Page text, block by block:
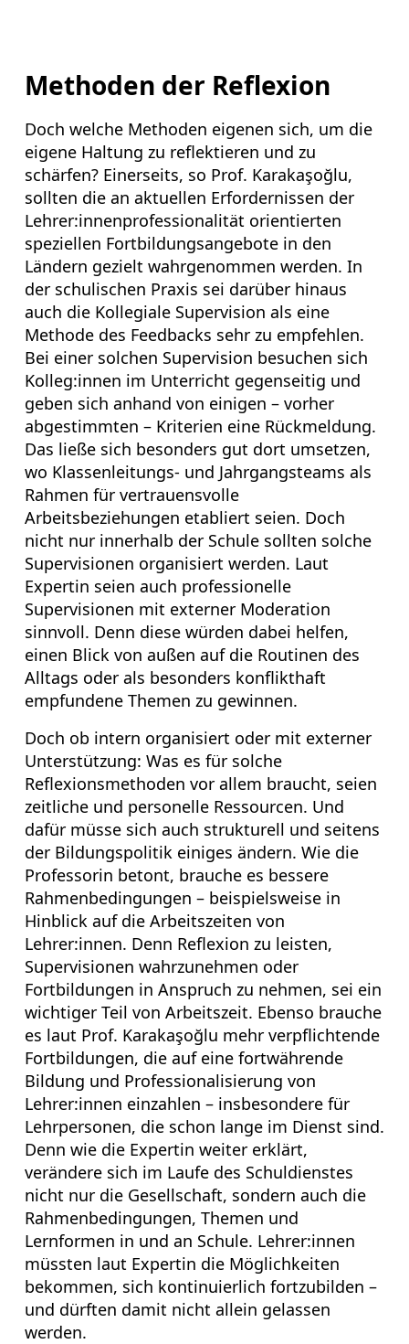
Methoden der Reflexion
Doch welche Methoden eigenen sich, um die
eigene Haltung zu reflektieren und zu
schärfen? Einerseits, so Prof. Karakaşoğlu,
sollten die an aktuellen Erfordernissen der
Lehrer:innenprofessionalität orientierten
speziellen Fortbildungsangebote in den
Ländern gezielt wahrgenommen werden. In
der schulischen Praxis sei darüber hinaus
auch die Kollegiale Supervision als eine
Methode des Feedbacks sehr zu empfehlen.
Bei einer solchen Supervision besuchen sich
Kolleg:innen im Unterricht gegenseitig und
geben sich anhand von einigen – vorher
abgestimmten – Kriterien eine Rückmeldung.
Das ließe sich besonders gut dort umsetzen,
wo Klassenleitungs- und Jahrgangsteams als
Rahmen für vertrauensvolle
Arbeitsbeziehungen etabliert seien. Doch
nicht nur innerhalb der Schule sollten solche
Supervisionen organisiert werden. Laut
Expertin seien auch professionelle
Supervisionen mit externer Moderation
sinnvoll. Denn diese würden dabei helfen,
einen Blick von außen auf die Routinen des
Alltags oder als besonders konflikthaft
empfundene Themen zu gewinnen.
Doch ob intern organisiert oder mit externer
Unterstützung: Was es für solche
Reflexionsmethoden vor allem braucht, seien
zeitliche und personelle Ressourcen. Und
dafür müsse sich auch strukturell und seitens
der Bildungspolitik einiges ändern. Wie die
Professorin betont, brauche es bessere
Rahmenbedingungen – beispielsweise in
Hinblick auf die Arbeitszeiten von
Lehrer:innen. Denn Reflexion zu leisten,
Supervisionen wahrzunehmen oder
Fortbildungen in Anspruch zu nehmen, sei ein
wichtiger Teil von Arbeitszeit. Ebenso brauche
es laut Prof. Karakaşoğlu mehr verpflichtende
Fortbildungen, die auf eine fortwährende
Bildung und Professionalisierung von
Lehrer:innen einzahlen – insbesondere für
Lehrpersonen, die schon lange im Dienst sind.
Denn wie die Expertin weiter erklärt,
verändere sich im Laufe des Schuldienstes
nicht nur die Gesellschaft, sondern auch die
Rahmenbedingungen, Themen und
Lernformen in und an Schule. Lehrer:innen
müssten laut Expertin die Möglichkeiten
bekommen, sich kontinuierlich fortzubilden –
und dürften damit nicht allein gelassen
werden.